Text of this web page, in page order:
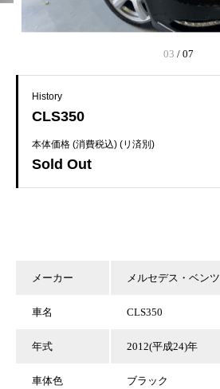
03 / 07
History
CLS350
本体価格 (消費税込) (リ済別)
Sold Out
メーカー メルセデス・ベンツ
車名 CLS350
年式 2012(平成24)年
車体色 ブラック